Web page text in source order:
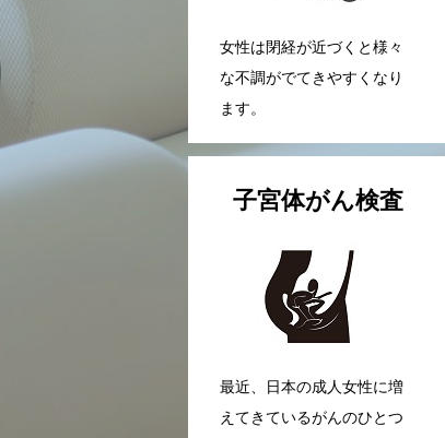
女性は閉経が近づくと様々
な不調がでてきやすくなり
ます。
子宮体がん検査
最近、日本の成人女性に増
えてきているがんのひとつ